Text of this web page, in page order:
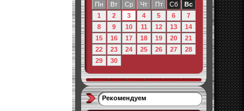
Пн
Вт Ср Чт Пт Сб
Вс
1
2 3 4 5 6
7
8
9 10 11 12 13
14
15
16 17 18 19 20
21
22
23 24 25 26 27
28
29
30
Рекомендуем